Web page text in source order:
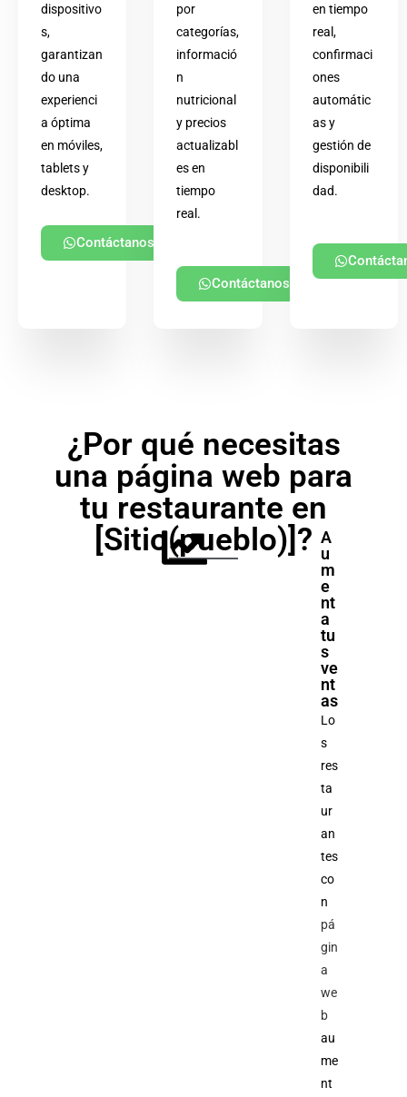
dispositivo
s,
garantizan
do una
experienci
a óptima
en móviles,
tablets y
desktop.
Contáctanos
por
categorías,
informació
n
nutricional
y precios
actualizabl
es en
tiempo
real.
Contáctanos
en tiempo
real,
confirmaci
ones
automátic
as y
gestión de
disponibili
dad.
¿Por qué necesitas
una página web para
tu restaurante en
[Sitio(pueblo)]? A
u
m
e
nt
a
tu
s
ve
nt
as
Lo
s
res
ta
ur
an
tes
co
n
pá
gin
a
we
b
au
me
nt